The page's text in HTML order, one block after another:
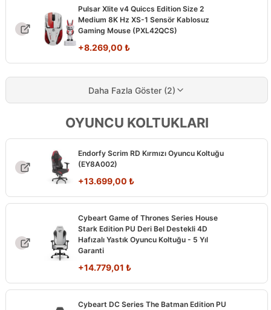
Pulsar Xlite v4 Quiccs Edition Size 2
Medium 8K Hz XS-1 Sensör Kablosuz
Gaming Mouse (PXL42QCS)
+8.269,00 ₺
Daha Fazla Göster (2)
OYUNCU KOLTUKLARI
Endorfy Scrim RD Kırmızı Oyuncu Koltuğu
(EY8A002)
+13.699,00 ₺
Cybeart Game of Thrones Series House
Stark Edition PU Deri Bel Destekli 4D
Hafızalı Yastık Oyuncu Koltuğu - 5 Yıl
Garanti
+14.779,01 ₺
Cybeart DC Series The Batman Edition PU